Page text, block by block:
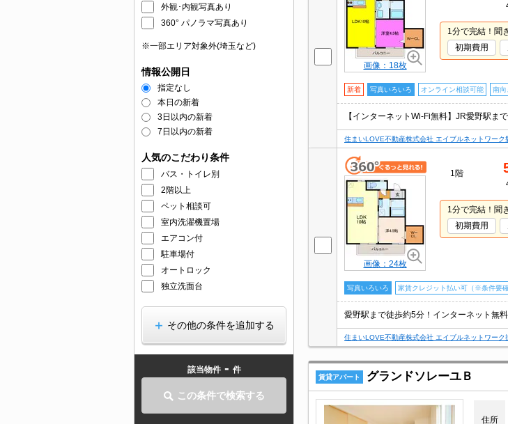
外観･内観写真あり
360° パノラマ写真あり
※一部エリア対象外(埼玉など)
情報公開日
指定なし
本日の新着
3日以内の新着
7日以内の新着
人気のこだわり条件
バス・トイレ別
2階以上
ペット相談可
室内洗濯機置場
エアコン付
駐車場付
オートロック
独立洗面台
その他の条件を追加する
該当物件 - 件
この条件で検索する
画像：18枚
1分で完結！聞
初期費用
新着 写真いろいろ オンライン相談可能 南向
住まいLOVE不動産株式会社 エイブルネットワーク
画像：24枚
1階
1分で完結！聞
初期費用
写真いろいろ 家賃クレジット払い可（※条件要確
住まいLOVE不動産株式会社 エイブルネットワーク
賃貸アパート グランドソレーユＢ
住所